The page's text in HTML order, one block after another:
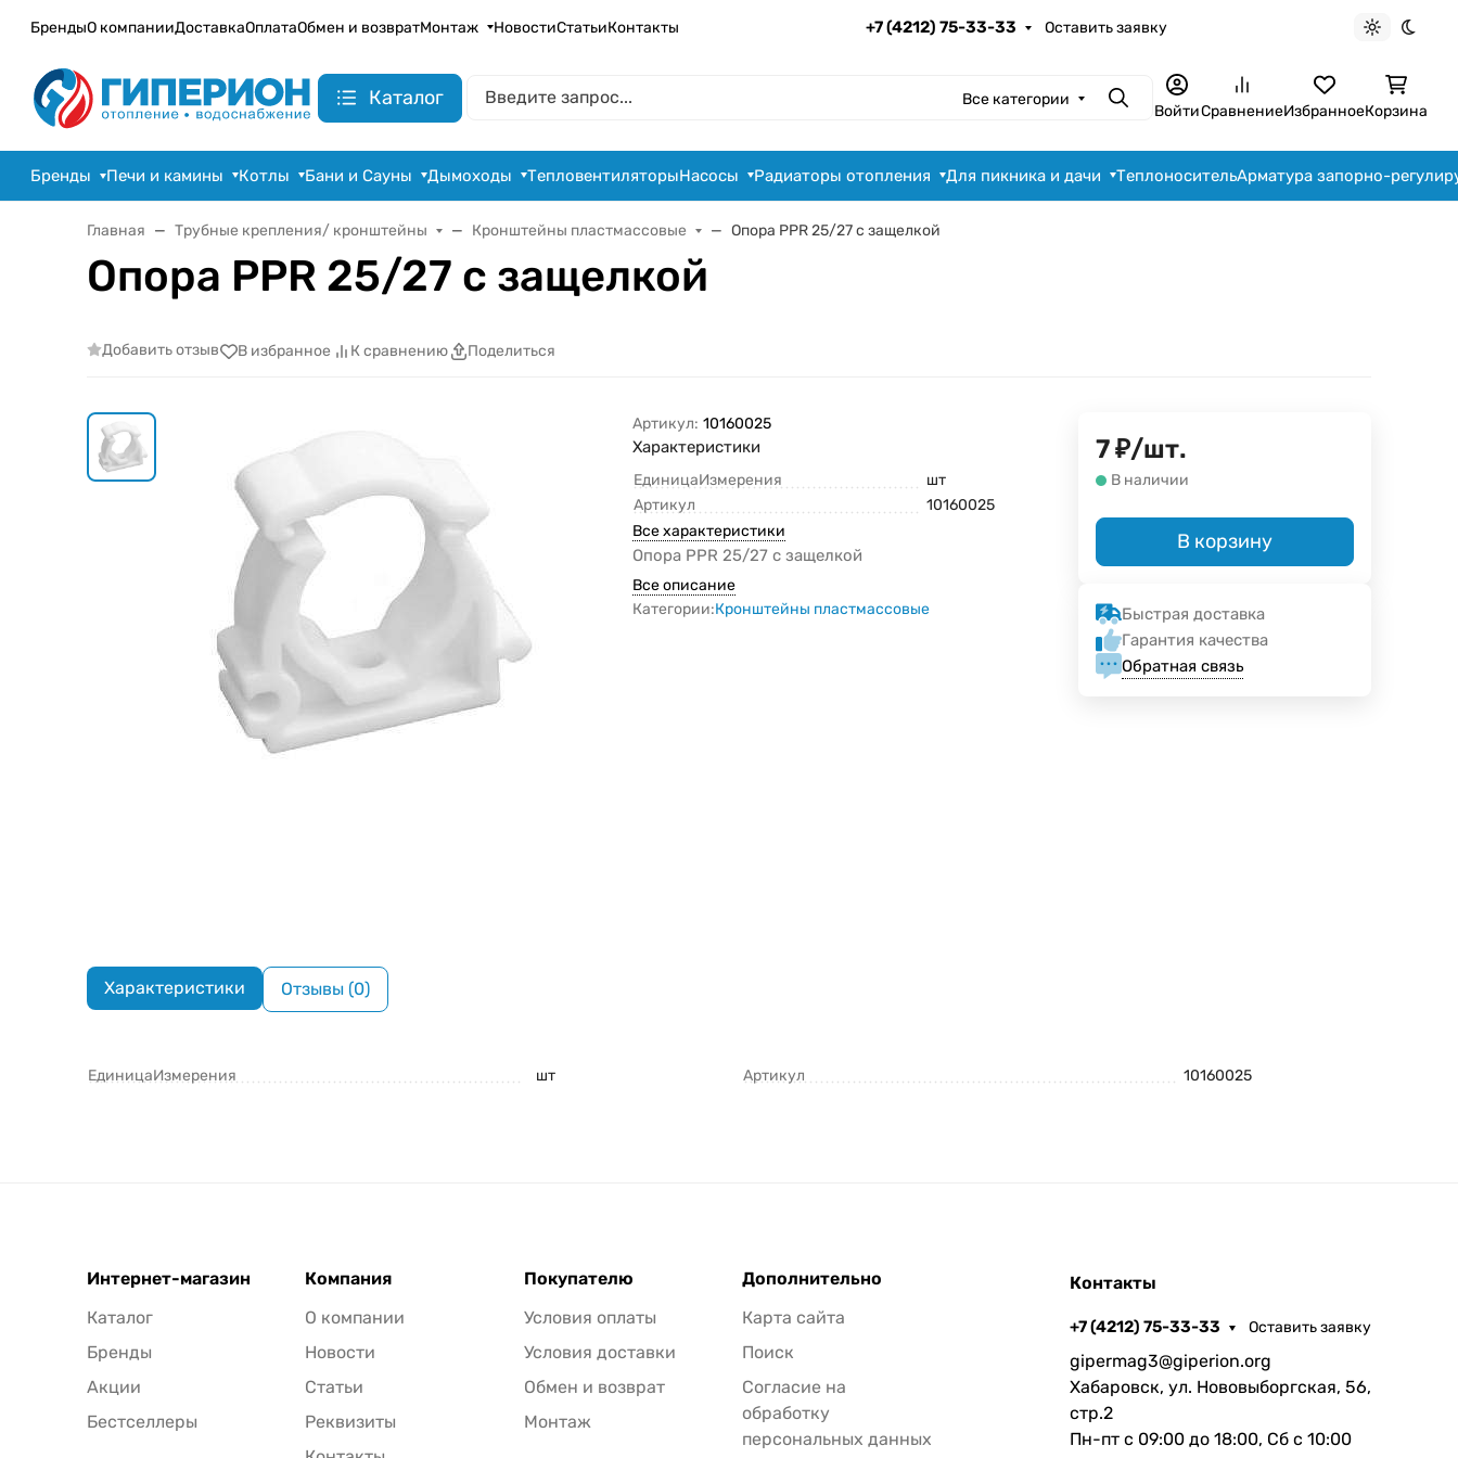
БрендыО компанииДоставкаОплатаОбмен и возвратМонтаж НовостиСтатьиКонтакты +7 (4212) 75-33-33 Оставить заявку
Светлая
Каталог Все категории ПоискВойтиСравнениеИзбранноеКорзина
Бренды Печи и камины Котлы Бани и Сауны Дымоходы ТепловентиляторыНасосы Радиаторы отопления Для пикника и дачи ТеплоносительАрматура запорно-
Главная Трубные крепления/ кронштейны Кронштейны пластмассовые Опора PPR 25/27 с защелкой
Опора PPR 25/27 с защелкой
Добавить отзыв В избранное К сравнению Поделиться
Артикул: 10160025
Характеристики
ЕдиницаИзмерения
шт
Артикул
10160025
Все характеристики
Опора PPR 25/27 с защелкой
Все описание
Категории:Кронштейны пластмассовые
7₽/шт.
В наличии
В корзину
Быстрая доставка
Гарантия качества
Обратная связь
Характеристики Отзывы (0)
ЕдиницаИзмерения шт Артикул 10160025
Интернет-магазин
Каталог
Бренды
Акции
Бестселлеры
Компания
О компании
Новости
Статьи
Реквизиты
Покупателю
Условия оплаты
Условия доставки
Обмен и возврат
Монтаж
Дополнительно
Карта сайта
Поиск
Согласие на
обработку
персональных данных
Контакты
+7 (4212) 75-33-33 Оставить заявку
gipermag3@giperion.org
Хабаровск, ул. Нововыборгская, 56,
стр.2
Пн-пт с 09:00 до 18:00, Сб с 10:00